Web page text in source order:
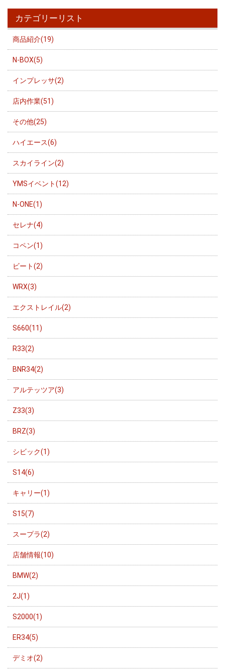
カテゴリーリスト
商品紹介(19)
N-BOX(5)
インプレッサ(2)
店内作業(51)
その他(25)
ハイエース(6)
スカイライン(2)
YMSイベント(12)
N-ONE(1)
セレナ(4)
コペン(1)
ビート(2)
WRX(3)
エクストレイル(2)
S660(11)
R33(2)
BNR34(2)
アルテッツア(3)
Z33(3)
BRZ(3)
シビック(1)
S14(6)
キャリー(1)
S15(7)
スープラ(2)
店舗情報(10)
BMW(2)
2J(1)
S2000(1)
ER34(5)
デミオ(2)